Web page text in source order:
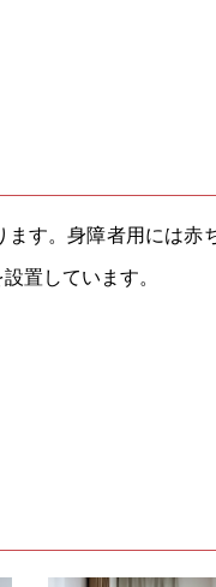
す。身障者用には赤
置しています。